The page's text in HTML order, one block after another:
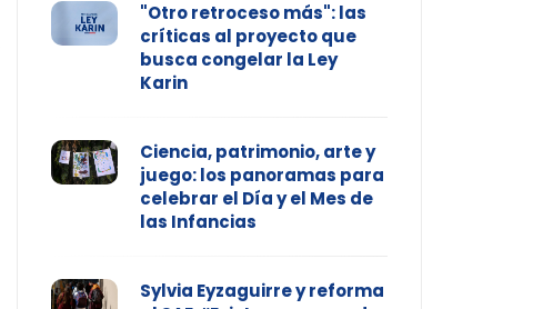
"Otro retroceso más": las
críticas al proyecto que
busca congelar la Ley
Karin
Ciencia, patrimonio, arte y
juego: los panoramas para
celebrar el Día y el Mes de
las Infancias
Sylvia Eyzaguirre y reforma